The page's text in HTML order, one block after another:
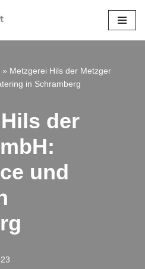
» Metzgerei Hils der Metzger
in Schramberg
der
und